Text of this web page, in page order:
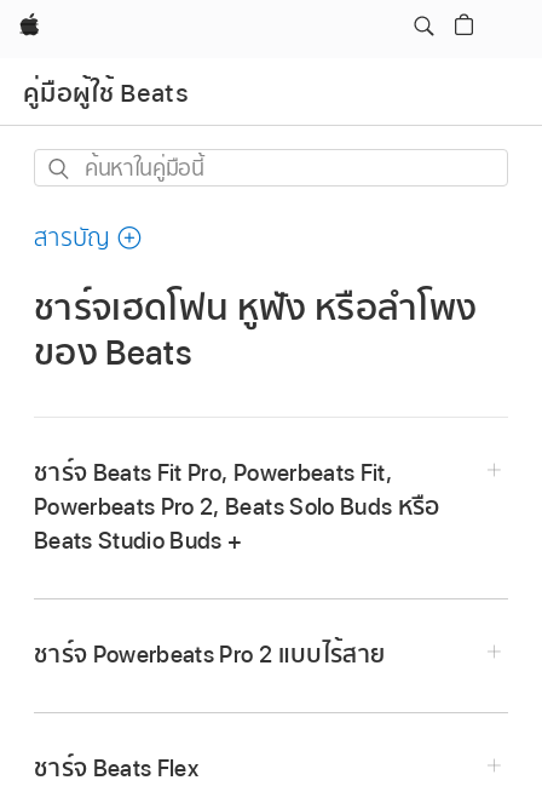
Apple
คู่มือผู้ใช้ Beats
ค้นหา
คู่มือ
สารบัญ
ชาร์จเฮดโฟน หูฟัง หรือลำโพง
ของ Beats
ชาร์จ Beats Fit Pro, Powerbeats Fit,
Powerbeats Pro 2, Beats Solo Buds หรือ
Beats Studio Buds +
เชื่อมต่อเคสเข้ากับเต้ารับไฟฟ้าโดยใช้สาย USB-C
และอะแดปเตอร์แปลงไฟที่ใช้งานร่วมกันได้
ชาร์จ Powerbeats Pro 2 แบบไร้สาย
มาตรฐาน Qi ที่เชื่อมต่ออยู่กับเต้ารับไฟฟ้าโดยใช้อะ
ชาร์จ Beats Flex